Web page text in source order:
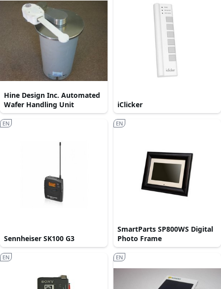
Hine Design Inc. Automated
Wafer Handling Unit
iClicker
Sennheiser SK100 G3
EN
SmartParts SP800WS Digital
Photo Frame
EN
EN EN